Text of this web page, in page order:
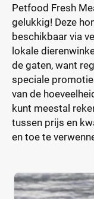
Petfood Fresh
gelukkig! Deze
beschikbaar via
lokale
de gaten, want
speciale
van de
kunt meestal
tussen prijs en
en toe te